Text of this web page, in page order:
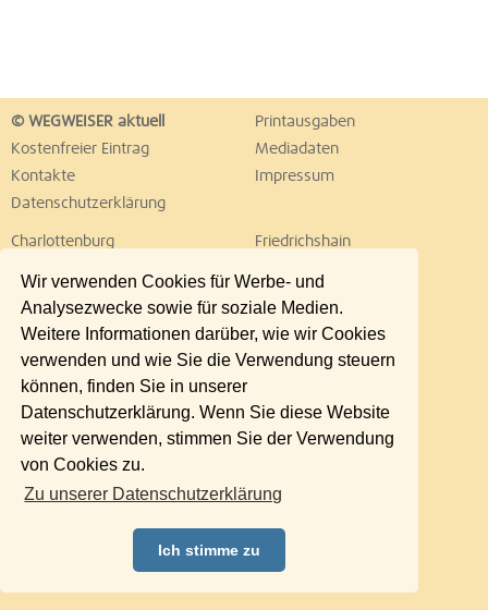
Wir verwenden Cookies für Werbe- und
Analysezwecke sowie für soziale Medien.
Weitere Informationen darüber, wie wir Cookies
verwenden und wie Sie die Verwendung steuern
können, finden Sie in unserer
Datenschutzerklärung. Wenn Sie diese Website
weiter verwenden, stimmen Sie der Verwendung
von Cookies zu.
Zu unserer Datenschutzerklärung
Ich stimme zu
© WEGWEISER aktuell
Printausgaben
Kostenfreier Eintrag
Mediadaten
Kontakte
Impressum
Datenschutzerklärung
Charlottenburg
Friedrichshain
Lichtenberg
Marzahn
Neukölln
Pankow
Reinickendorf
Schöneberg
Spandau
Steglitz
Tempelhof
Treptow
Umland Ost